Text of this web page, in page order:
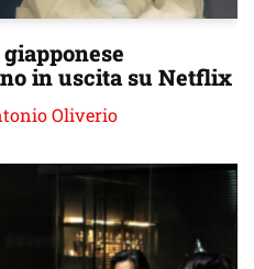
in uscita su Netflix
Oliverio